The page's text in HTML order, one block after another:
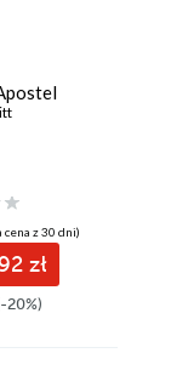
cena z 30 dni)
zł
20%)